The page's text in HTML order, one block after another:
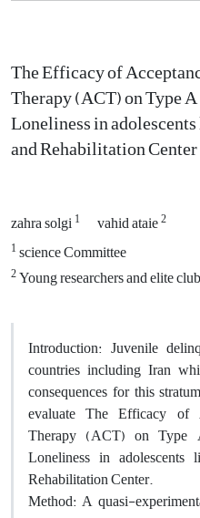
The Efficacy of
Therapy (ACT) on Type
Loneliness in
and Rehabilitation Center
zahra solgi1 vahid ataie2
1science Committee
2Young researchers and elite club
Introduction: Juvenile
countries including Iran
consequences for this
evaluate The Efficacy of
Therapy (ACT) on Type
Loneliness in
Rehabilitation Center.
Method: A quasi-